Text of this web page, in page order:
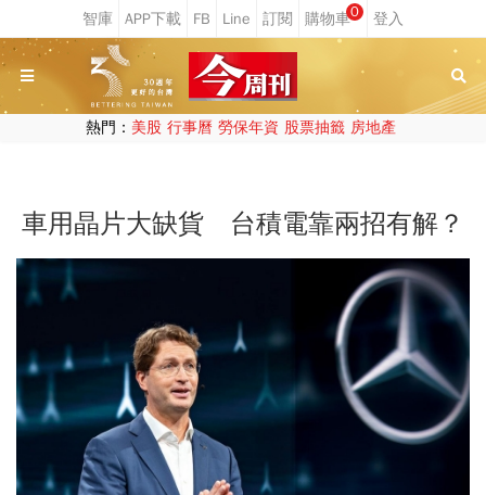
0
熱門： 美股 行事曆 勞保年資 股票抽籤 房地產
車用晶片大缺貨 台積電靠兩招有解？